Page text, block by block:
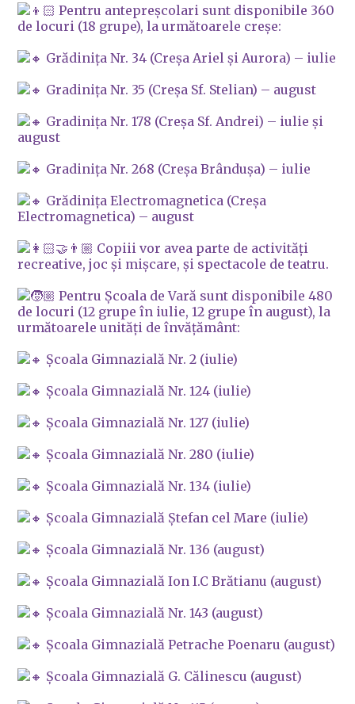
Pentru antepreșcolari sunt disponibile 360
de locuri (18 grupe), la următoarele creșe:
Grădinița Nr. 34 (Creșa Ariel și Aurora) – iulie
Gradinița Nr. 35 (Creșa Sf. Stelian) – august
Gradinița Nr. 178 (Creșa Sf. Andrei) – iulie și
august
Gradinița Nr. 268 (Creșa Brândușa) – iulie
Grădinița Electromagnetica (Creșa
Electromagnetica) – august
Copiii vor avea parte de activități
recreative, joc și mișcare, și spectacole de teatru.
Pentru Școala de Vară sunt disponibile 480
de locuri (12 grupe în iulie, 12 grupe în august), la
următoarele unități de învățământ:
Școala Gimnazială Nr. 2 (iulie)
Școala Gimnazială Nr. 124 (iulie)
Școala Gimnazială Nr. 127 (iulie)
Școala Gimnazială Nr. 280 (iulie)
Școala Gimnazială Nr. 134 (iulie)
Școala Gimnazială Ștefan cel Mare (iulie)
Școala Gimnazială Nr. 136 (august)
Școala Gimnazială Ion I.C Brătianu (august)
Școala Gimnazială Nr. 143 (august)
Școala Gimnazială Petrache Poenaru (august)
Școala Gimnazială G. Călinescu (august)